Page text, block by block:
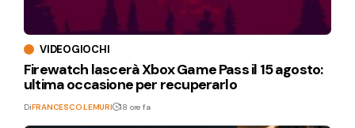
VIDEOGIOCHI
Firewatch lascerà Xbox Game Pass il 15 agosto:
ultima occasione per recuperarlo
DiFRANCESCO LEMURI 18 ore fa